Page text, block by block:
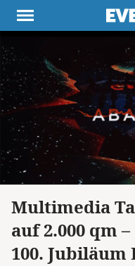
Themen Projekte
Destinationen
Buchtipps
Multimedia
auf 2.000 qm
100.